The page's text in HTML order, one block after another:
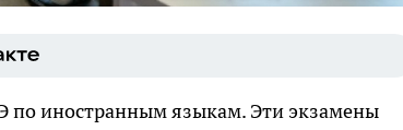
по иностранным языкам. Эти экзамены